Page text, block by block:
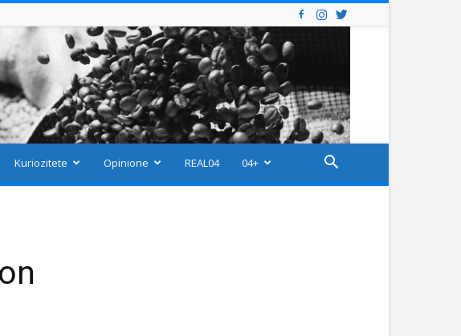
Kuriozitete Opinione REAL04 04+